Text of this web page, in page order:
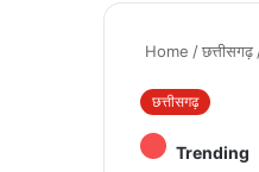
Home /छत्तीसगढ़
छत्तीसगढ़
Trending